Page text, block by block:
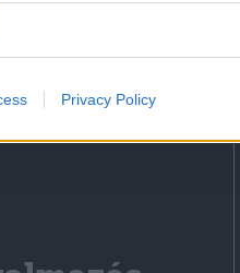
Privacy Policy